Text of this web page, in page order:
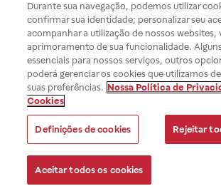
Durante sua navegação, podemos utilizar
confirmar sua identidade; personalizar seu
acompanhar a utilização de nossos websites,
aprimoramento de sua funcionalidade.
essenciais para nossos serviços, outros
poderá gerenciar os cookies que utilizamos
suas preferências. Nossa Política de
Cookies
Definições de cookies Rejeitar
Aceitar todos os cookies